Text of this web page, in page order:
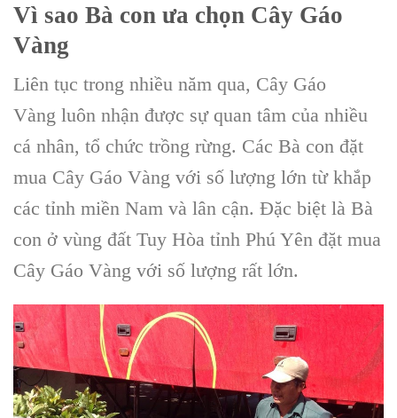
Vì sao Bà con ưa chọn Cây Gáo
Vàng
Liên tục trong nhiều năm qua, Cây Gáo
Vàng luôn nhận được sự quan tâm của nhiều
cá nhân, tổ chức trồng rừng. Các Bà con đặt
mua Cây Gáo Vàng với số lượng lớn từ khắp
các tỉnh miền Nam và lân cận. Đặc biệt là Bà
con ở vùng đất Tuy Hòa tỉnh Phú Yên đặt mua
Cây Gáo Vàng với số lượng rất lớn.